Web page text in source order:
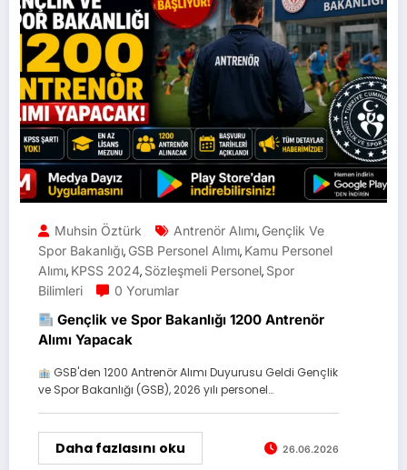
Muhsin Öztürk Antrenör Alımı, Gençlik Ve
Spor Bakanlığı, GSB Personel Alımı, Kamu Personel
Alımı, KPSS 2024, Sözleşmeli Personel, Spor
Bilimleri
0 Yorumlar
Gençlik ve Spor Bakanlığı 1200 Antrenör
Alımı Yapacak
GSB'den 1200 Antrenör Alımı Duyurusu Geldi Gençlik
ve Spor Bakanlığı (GSB), 2026 yılı personel…
Daha fazlasını oku 26.06.2026